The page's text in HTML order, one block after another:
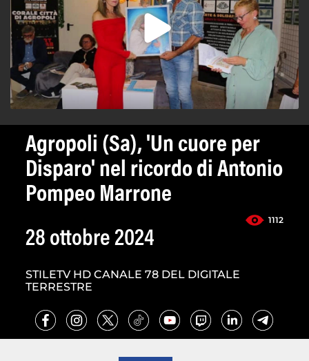
Agropoli (Sa), 'Un cuore per
Disparo' nel ricordo di Antonio
Pompeo Marrone
1112
28 ottobre 2024
STILETV HD CANALE 78 DEL DIGITALE
TERRESTRE